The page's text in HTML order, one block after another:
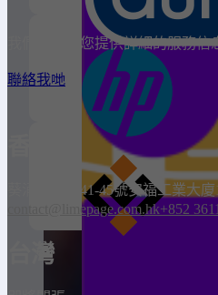
我們樂意為您提供詳細的服務信
聯絡我哋
葵涌葵豐街41-45號安福工業大
contact@limepage.com.hk+852
台灣